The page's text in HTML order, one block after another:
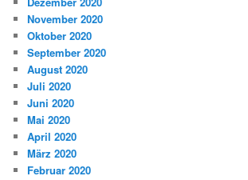
November 2020
Oktober 2020
September 2020
August 2020
Juli 2020
Juni 2020
Mai 2020
April 2020
März 2020
Februar 2020